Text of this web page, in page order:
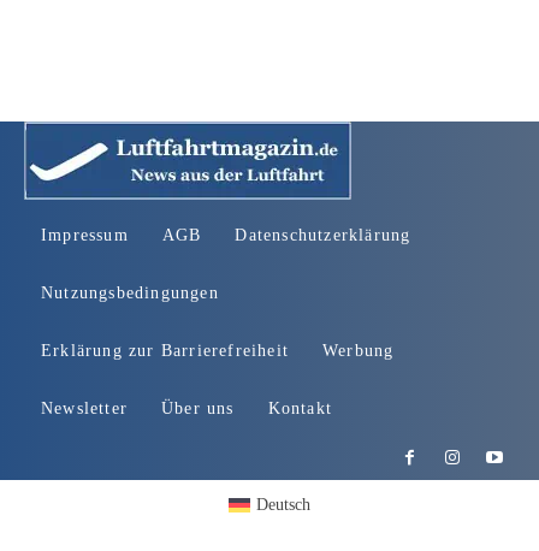
Impressum AGB Datenschutzerklärung
Nutzungsbedingungen
Erklärung zur Barrierefreiheit Werbung
Newsletter Über uns Kontakt
Deutsch